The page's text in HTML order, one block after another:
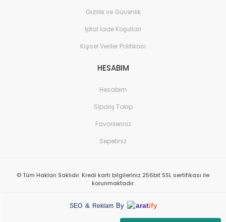
Gizlilik ve Güvenlik
İptal İade Koşullari
Kişisel Veriler Politikası
HESABIM
Hesabım
Sipariş Takip
Favorileriniz
Sepetiniz
© Tüm Hakları Saklıdır. Kredi kartı bilgileriniz 256bit SSL sertifikası ile
korunmaktadır.
SEO & Reklam By aratify